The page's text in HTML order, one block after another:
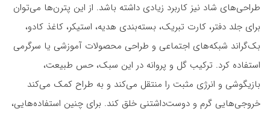
طراحی‌های شاد نیز کاربرد زیادی داشته باشد. از این پترن‌ها می‌توان
برای جلد دفتر، کارت تبریک، بسته‌بندی هدیه، استیکر، کاغذ کادو،
بک‌گراند شبکه‌های اجتماعی و طراحی محصولات آموزشی یا سرگرمی
استفاده کرد. ترکیب گل و پروانه در این سبک، حس طبیعت،
بازیگوشی و انرژی مثبت را منتقل می‌کند و به طراح کمک می‌کند
خروجی‌هایی گرم و دوست‌داشتنی خلق کند. برای چنین استفاده‌هایی،